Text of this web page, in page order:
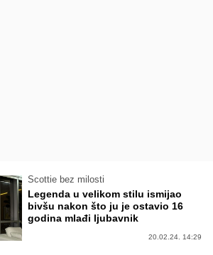
Scottie bez milosti
Legenda u velikom stilu ismijao
bivšu nakon što ju je ostavio 16
godina mlađi ljubavnik
20.02.24. 14:29